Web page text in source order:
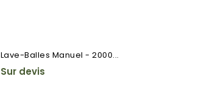
Lave-Balles Manuel - 2000...
Sur devis